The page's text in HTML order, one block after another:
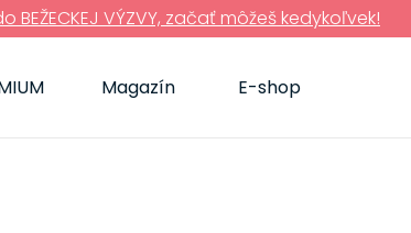
VÝZVY, začať môžeš kedykoľvek!
Magazín E-shop